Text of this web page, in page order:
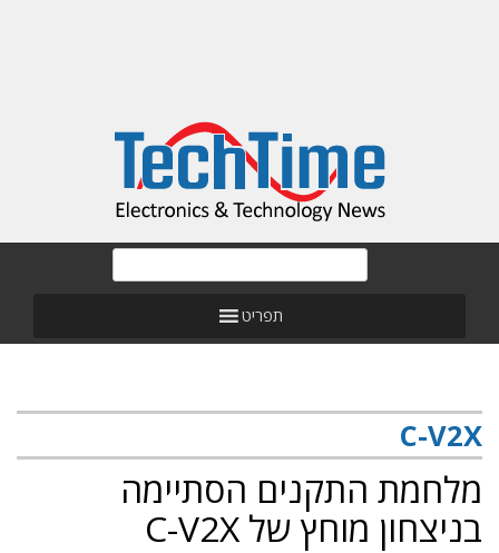
תפריט
C-V2X
מלחמת התקנים הסתיימה
בניצחון מוחץ של C-V2X